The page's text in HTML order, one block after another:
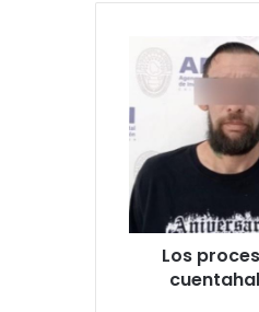
procesan
por
$300
mil
a
cuentahabiente
al
Los